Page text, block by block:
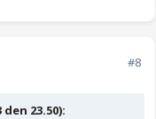
#8
23.50):